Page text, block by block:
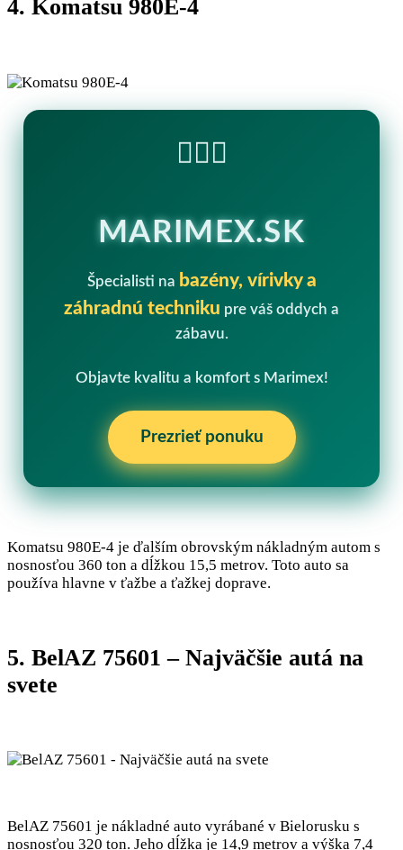
4. Komatsu 980E-4
🏊‍♂️💧
MARIMEX.SK
Špecialisti na bazény, vírivky a
záhradnú techniku pre váš oddych a
zábavu.
Objavte kvalitu a komfort s Marimex!
Prezrieť ponuku
Komatsu 980E-4 je ďalším obrovským nákladným autom s
nosnosťou 360 ton a dĺžkou 15,5 metrov. Toto auto sa
používa hlavne v ťažbe a ťažkej doprave.
5. BelAZ 75601 – Najväčšie autá na
svete
BelAZ 75601 je nákladné auto vyrábané v Bielorusku s
nosnosťou 320 ton. Jeho dĺžka je 14,9 metrov a výška 7,4